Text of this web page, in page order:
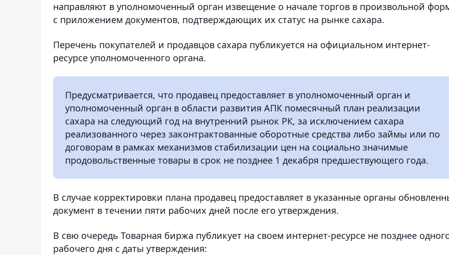
направляют в уполномоченный орган извещение о начале торгов в произвольной
с приложением документов, подтверждающих их статус на рынке сахара.
Перечень покупателей и продавцов сахара публикуется на официальном интернет-
ресурсе уполномоченного органа.
Предусматривается, что продавец предоставляет в уполномоченный орган и
уполномоченный орган в области развития АПК помесячный план реализации
сахара на следующий год на внутренний рынок РК, за исключением сахара
реализованного через законтрактованные оборотные средства либо займы или по
договорам в рамках механизмов стабилизации цен на социально значимые
продовольственные товары в срок не позднее 1 декабря предшествующего года.
В случае корректировки плана продавец предоставляет в указанные органы
документ в течении пяти рабочих дней после его утверждения.
В свю очередь Товарная биржа публикует на своем интернет-ресурсе не позднее
рабочего дня с даты утверждения: